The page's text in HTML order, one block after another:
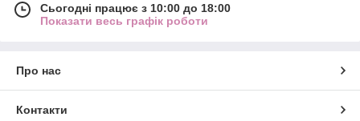
Сьогодні працює з 10:00 до 18:00
Показати весь графік роботи
Про нас
Контакти